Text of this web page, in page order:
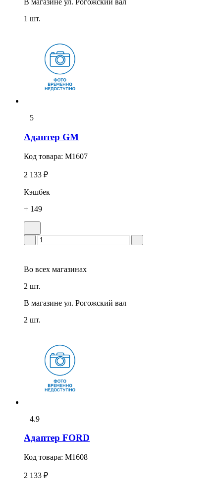
В магазине ул. Рогожский вал
1 шт.
5
Адаптер GM
Код товара: M1607
2 133 ₽
Кэшбек
+ 149
Во всех магазинах
2 шт.
В магазине ул. Рогожский вал
2 шт.
4.9
Адаптер FORD
Код товара: M1608
2 133 ₽